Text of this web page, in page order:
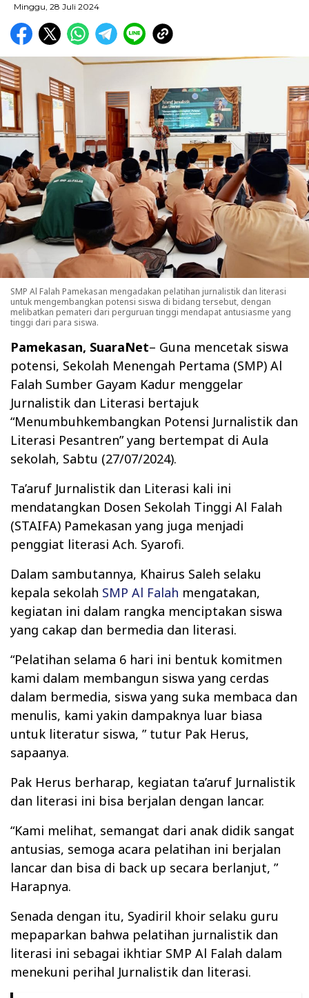
Minggu, 28 Juli 2024
SMP Al Falah Pamekasan mengadakan pelatihan jurnalistik dan literasi
untuk mengembangkan potensi siswa di bidang tersebut, dengan
melibatkan pemateri dari perguruan tinggi mendapat antusiasme yang
tinggi dari para siswa.
Pamekasan, SuaraNet– Guna mencetak siswa
potensi, Sekolah Menengah Pertama (SMP) Al
Falah Sumber Gayam Kadur menggelar
Jurnalistik dan Literasi bertajuk
“Menumbuhkembangkan Potensi Jurnalistik dan
Literasi Pesantren” yang bertempat di Aula
sekolah, Sabtu (27/07/2024).
Ta’aruf Jurnalistik dan Literasi kali ini
mendatangkan Dosen Sekolah Tinggi Al Falah
(STAIFA) Pamekasan yang juga menjadi
penggiat literasi Ach. Syarofi.
Dalam sambutannya, Khairus Saleh selaku
kepala sekolah SMP Al Falah mengatakan,
kegiatan ini dalam rangka menciptakan siswa
yang cakap dan bermedia dan literasi.
“Pelatihan selama 6 hari ini bentuk komitmen
kami dalam membangun siswa yang cerdas
dalam bermedia, siswa yang suka membaca dan
menulis, kami yakin dampaknya luar biasa
untuk literatur siswa, ” tutur Pak Herus,
sapaanya.
Pak Herus berharap, kegiatan ta’aruf Jurnalistik
dan literasi ini bisa berjalan dengan lancar.
“Kami melihat, semangat dari anak didik sangat
antusias, semoga acara pelatihan ini berjalan
lancar dan bisa di back up secara berlanjut, ”
Harapnya.
Senada dengan itu, Syadiril khoir selaku guru
mepaparkan bahwa pelatihan jurnalistik dan
literasi ini sebagai ikhtiar SMP Al Falah dalam
menekuni perihal Jurnalistik dan literasi.